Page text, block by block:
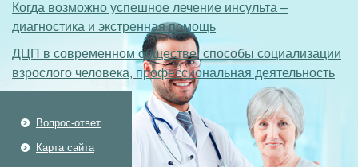
Когда возможно успешное лечение инсульта –
диагностика и экстренная помощь
ДЦП в современном обществе: способы социализации
взрослого человека, профессиональная деятельность
Вопрос-ответ
Карта сайта